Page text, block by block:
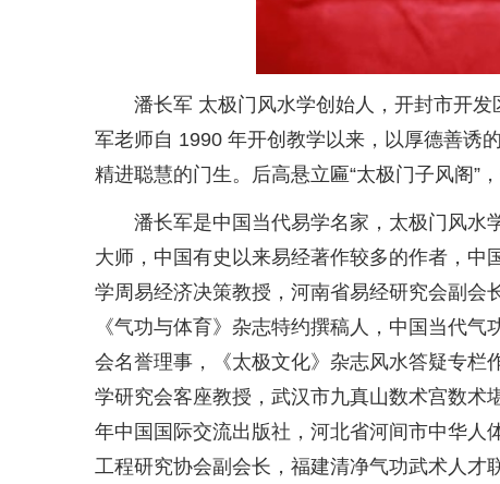
潘长军 太极门风水学创始人，开封市开
军老师自 1990 年开创教学以来，以厚德善诱
精进聪慧的门生。后高悬立匾“太极门子风阁”
潘长军是中国当代易学名家，太极门风水
大师，中国有史以来易经著作较多的作者，
学周易经济决策教授，河南省易经研究会副会
《气功与体育》杂志特约撰稿人，中国当代
会名誉理事，《太极文化》杂志风水答疑专栏
学研究会客座教授，武汉市九真山数术宫数术
年中国国际交流出版社，河北省河间市中华人
工程研究协会副会长，福建清净气功武术人才